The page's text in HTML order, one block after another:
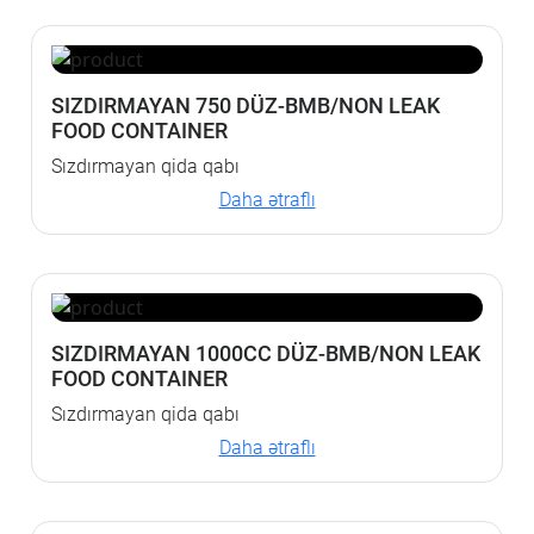
SIZDIRMAYAN 750 DÜZ-BMB/NON LEAK
FOOD CONTAINER
Sızdırmayan qida qabı
Daha ətraflı
SIZDIRMAYAN 1000CC DÜZ-BMB/NON LEAK
FOOD CONTAINER
Sızdırmayan qida qabı
Daha ətraflı